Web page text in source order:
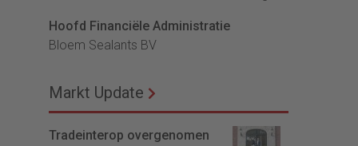
Hoofd Financiële Administratie
Bloem Sealants BV
Markt Update
Tradeinterop overgenomen